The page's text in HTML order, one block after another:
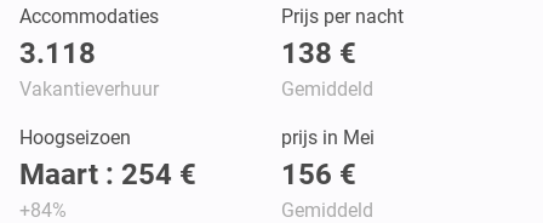
Accommodaties
3.118
Vakantieverhuur
Prijs per nacht
138 €
Gemiddeld
Hoogseizoen
Maart : 254 €
+84%
prijs in Mei
156 €
Gemiddeld